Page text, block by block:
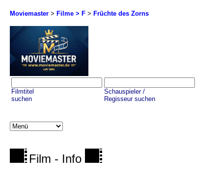
Moviemaster > Filme > F > Früchte des Zorns
Filmtitel
suchen
Schauspieler /
Regisseur suchen
Film - Info